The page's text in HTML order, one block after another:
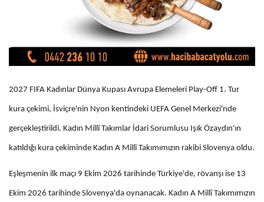
2027 FIFA Kadınlar Dünya Kupası Avrupa Elemeleri Play-Off 1. Tur
kura çekimi, İsviçre'nin Nyon kentindeki UEFA Genel Merkezi'nde
gerçekleştirildi. Kadın Millî Takımlar İdari Sorumlusu Işık Özaydın'ın
katıldığı kura çekiminde Kadın A Millî Takımımızın rakibi Slovenya oldu.
Eşleşmenin ilk maçı 9 Ekim 2026 tarihinde Türkiye'de, rövanşı ise 13
Ekim 2026 tarihinde Slovenya'da oynanacak. Kadın A Millî Takımımızın